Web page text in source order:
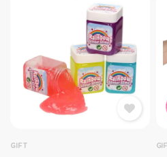
GIFT